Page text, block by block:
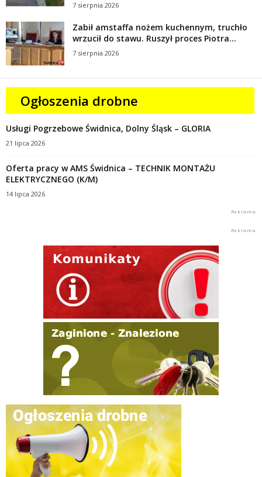
7 sierpnia 2026
Zabił amstaffa nożem kuchennym, truchło
wrzucił do stawu. Ruszył proces Piotra...
7 sierpnia 2026
Ogłoszenia drobne
Usługi Pogrzebowe Świdnica, Dolny Śląsk – GLORIA
21 lipca 2026
Oferta pracy w AMS Świdnica – TECHNIK MONTAŻU
ELEKTRYCZNEGO (K/M)
14 lipca 2026